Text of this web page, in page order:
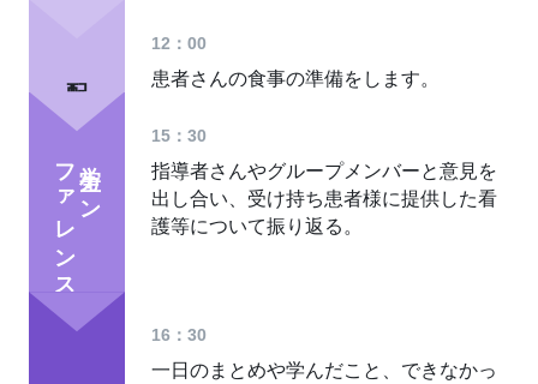
12：00
患者さんの食事の準備をします。
学生カン
ファレンス
15：30
指導者さんやグループメンバーと意見を
出し合い、受け持ち患者様に提供した看
護等について振り返る。
16：30
一日のまとめや学んだこと、できなかっ